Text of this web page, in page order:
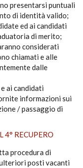
presentarsi puntuali
di identità valido;
ed ai candidati
di merito;
considerati
chiamati e alle
dalle
ai candidati
informazioni sui
/ passaggio di
RECUPERO
procedura di
posti vacanti